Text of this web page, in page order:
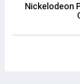
Nickelodeon